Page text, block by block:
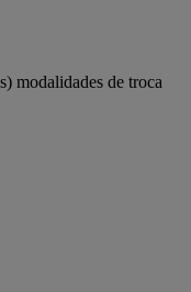
modalidades de troca